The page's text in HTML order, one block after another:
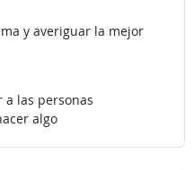
y averiguar la mejor
a las personas
algo